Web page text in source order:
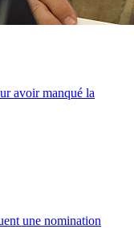
avoir manqué la
une nomination